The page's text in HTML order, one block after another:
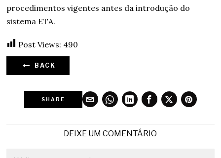
procedimentos vigentes antes da introdução do
sistema ETA.
Post Views: 490
BACK
SHARE
DEIXE UM COMENTÁRIO